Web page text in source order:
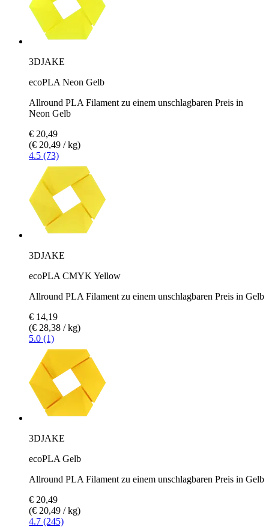
3DJAKE
ecoPLA Neon Gelb
Allround PLA Filament zu einem unschlagbaren Preis in
Neon Gelb
€ 20,49
(€ 20,49 / kg)
4.5 (73)
3DJAKE
ecoPLA CMYK Yellow
Allround PLA Filament zu einem unschlagbaren Preis in Gelb
€ 14,19
(€ 28,38 / kg)
5.0 (1)
3DJAKE
ecoPLA Gelb
Allround PLA Filament zu einem unschlagbaren Preis in Gelb
€ 20,49
(€ 20,49 / kg)
4.7 (245)